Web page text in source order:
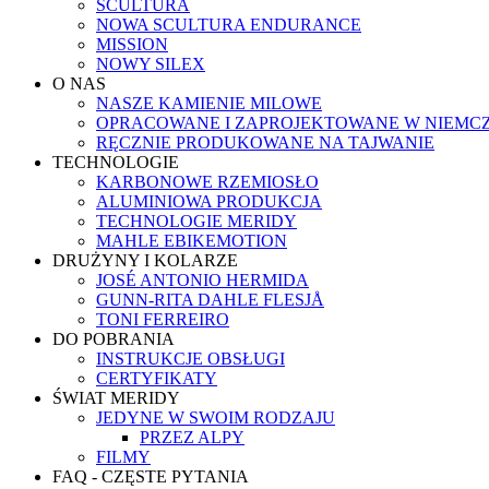
SCULTURA
NOWA SCULTURA ENDURANCE
MISSION
NOWY SILEX
O NAS
NASZE KAMIENIE MILOWE
OPRACOWANE I ZAPROJEKTOWANE W
RĘCZNIE PRODUKOWANE NA TAJWANIE
TECHNOLOGIE
KARBONOWE RZEMIOSŁO
ALUMINIOWA PRODUKCJA
TECHNOLOGIE MERIDY
MAHLE EBIKEMOTION
DRUŻYNY I KOLARZE
JOSÉ ANTONIO HERMIDA
GUNN-RITA DAHLE FLESJÅ
TONI FERREIRO
DO POBRANIA
INSTRUKCJE OBSŁUGI
CERTYFIKATY
ŚWIAT MERIDY
JEDYNE W SWOIM RODZAJU
PRZEZ ALPY
FILMY
FAQ - CZĘSTE PYTANIA